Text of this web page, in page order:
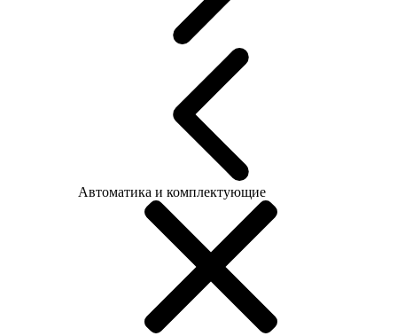
Автоматика и комплектующие